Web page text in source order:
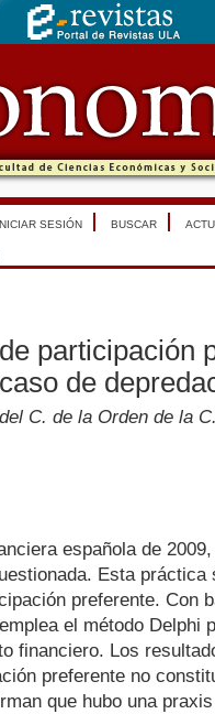
SESIÓN BUSCAR
participación
de
C. de la Orden de la
española de
Esta
preferente. Con
el método Delphi
financiero. Los
preferente no
que hubo una